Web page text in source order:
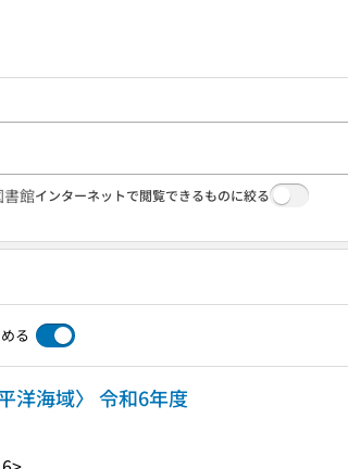
書館インターネットで閲覧できるものに絞る
る
洋海域〉 令和6年度